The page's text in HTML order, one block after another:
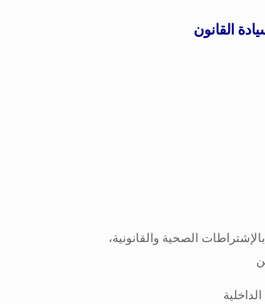
القانون
الصحية والقانونية،